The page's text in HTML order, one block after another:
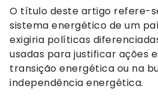
O título deste artigo refere-
sistema energético de um
exigiria políticas
usadas para justificar ações
transição energética ou na
independência energética.